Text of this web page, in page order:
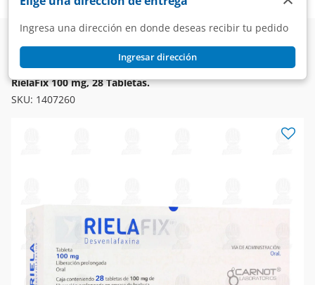
Ingresa una dirección en donde deseas recibir tu pedido
Ingresar dirección
Farmacia Medicina
Sistema Nervioso
Sedantes e Hipnóticos
RIELAFIX
RielaFix 100 mg, 28 Tabletas.
SKU: 1407260